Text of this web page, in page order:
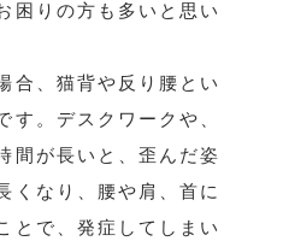
困りの方も多いと思い
合、猫背や反り腰とい
す。デスクワークや、
間が長いと、歪んだ姿
くなり、腰や肩、首に
とで、発症してしまい